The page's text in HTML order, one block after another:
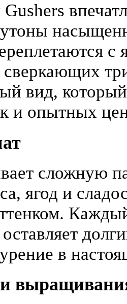
сверкающих
вид,
и опытных
сложную
ягод и
в